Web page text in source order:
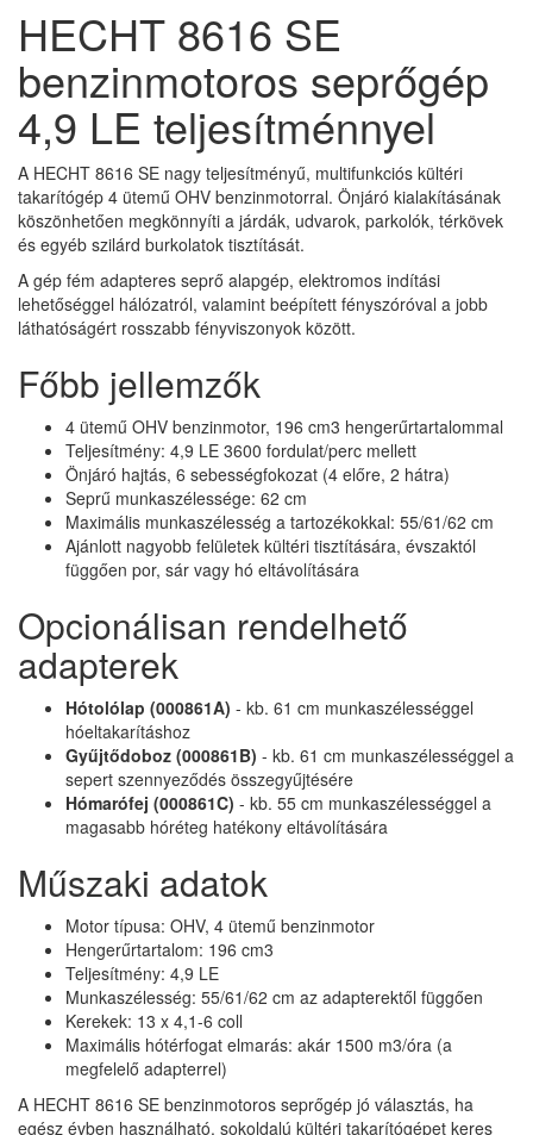
HECHT 8616 SE
benzinmotoros seprőgép
4,9 LE teljesítménnyel
A HECHT 8616 SE nagy teljesítményű, multifunkciós kültéri
takarítógép 4 ütemű OHV benzinmotorral. Önjáró kialakításának
köszönhetően megkönnyíti a járdák, udvarok, parkolók, térkövek
és egyéb szilárd burkolatok tisztítását.
A gép fém adapteres seprő alapgép, elektromos indítási
lehetőséggel hálózatról, valamint beépített fényszóróval a jobb
láthatóságért rosszabb fényviszonyok között.
Főbb jellemzők
4 ütemű OHV benzinmotor, 196 cm3 hengerűrtartalommal
Teljesítmény: 4,9 LE 3600 fordulat/perc mellett
Önjáró hajtás, 6 sebességfokozat (4 előre, 2 hátra)
Seprű munkaszélessége: 62 cm
Maximális munkaszélesség a tartozékokkal: 55/61/62 cm
Ajánlott nagyobb felületek kültéri tisztítására, évszaktól
függően por, sár vagy hó eltávolítására
Opcionálisan rendelhető
adapterek
Hótolólap (000861A) - kb. 61 cm munkaszélességgel
hóeltakarításhoz
Gyűjtődoboz (000861B) - kb. 61 cm munkaszélességgel a
sepert szennyeződés összegyűjtésére
Hómarófej (000861C) - kb. 55 cm munkaszélességgel a
magasabb hóréteg hatékony eltávolítására
Műszaki adatok
Motor típusa: OHV, 4 ütemű benzinmotor
Hengerűrtartalom: 196 cm3
Teljesítmény: 4,9 LE
Munkaszélesség: 55/61/62 cm az adapterektől függően
Kerekek: 13 x 4,1-6 coll
Maximális hótérfogat elmarás: akár 1500 m3/óra (a
megfelelő adapterrel)
A HECHT 8616 SE benzinmotoros seprőgép jó választás, ha
egész évben használható, sokoldalú kültéri takarítógépet keres